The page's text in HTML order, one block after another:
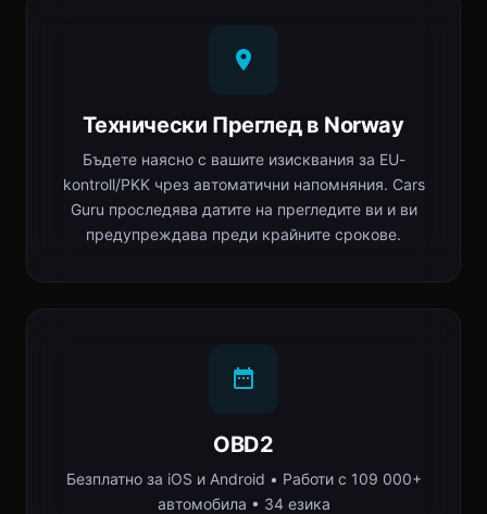
Технически Преглед в Norway
Бъдете наясно с вашите изисквания за EU-
kontroll/PKK чрез автоматични напомняния. Cars
Guru проследява датите на прегледите ви и ви
предупреждава преди крайните срокове.
OBD2
Безплатно за iOS и Android • Работи с 109 000+
автомобила • 34 езика